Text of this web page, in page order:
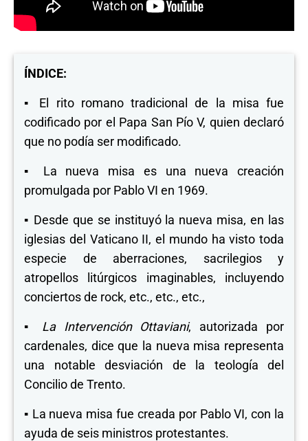
ÍNDICE:
▪
El rito romano tradicional de la misa fue
codificado por el Papa San Pío V, quien declaró
que no podía ser modificado.
▪
La nueva misa es una nueva creación
promulgada por Pablo VI en 1969.
▪ Desde que se instituyó la nueva misa, en las
iglesias del Vaticano II, el mundo ha visto toda
especie de aberraciones, sacrilegios y
atropellos litúrgicos imaginables, incluyendo
conciertos de rock, etc., etc., etc.,
▪ La Intervención Ottaviani, autorizada por
cardenales, dice que la nueva misa representa
una notable desviación de la teología del
Concilio de Trento.
▪ La nueva misa fue creada por Pablo VI, con la
ayuda de seis ministros protestantes.